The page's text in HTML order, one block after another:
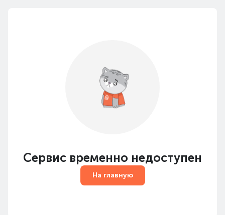
Сервис временно недоступен
На главную